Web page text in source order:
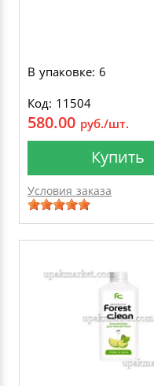
В упаковке: 6
Код: 11504
580.00 руб./шт.
Купить
Условия заказа